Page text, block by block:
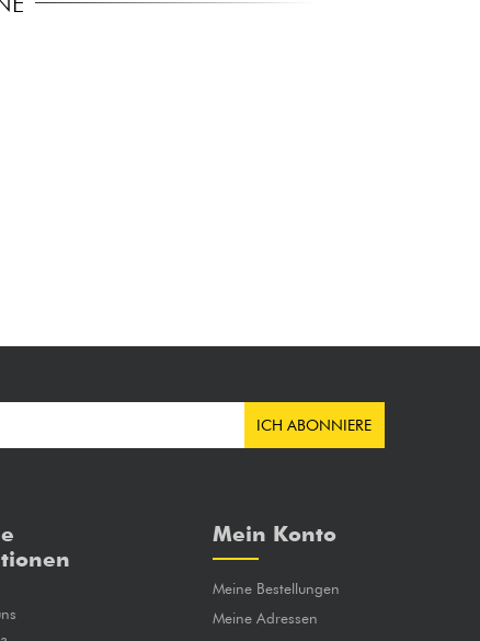
ICH ABONNIERE
Mein Konto
Meine Bestellungen
Meine Adressen